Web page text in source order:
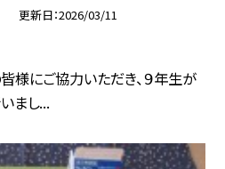
更新日 2026/03/11
様にご協力いただき、９年生が
まし...